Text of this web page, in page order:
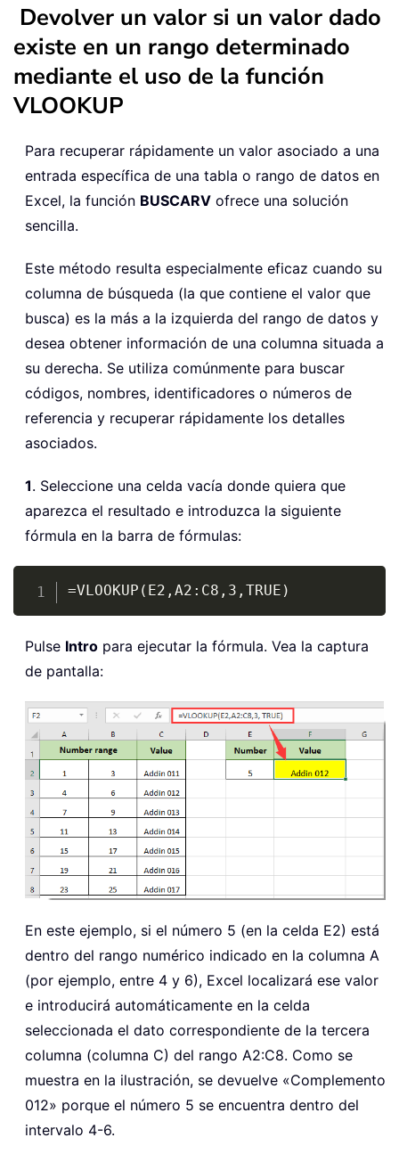
Devolver un valor si un valor dado
existe en un rango determinado
mediante el uso de la función
VLOOKUP
Para recuperar rápidamente un valor asociado a una
entrada específica de una tabla o rango de datos en
Excel, la función BUSCARV ofrece una solución
sencilla.
Este método resulta especialmente eficaz cuando su
columna de búsqueda (la que contiene el valor que
busca) es la más a la izquierda del rango de datos y
desea obtener información de una columna situada a
su derecha. Se utiliza comúnmente para buscar
códigos, nombres, identificadores o números de
referencia y recuperar rápidamente los detalles
asociados.
1. Seleccione una celda vacía donde quiera que
aparezca el resultado e introduzca la siguiente
fórmula en la barra de fórmulas:
=VLOOKUP(E2,A2:C8,3,TRUE)
Pulse Intro para ejecutar la fórmula. Vea la captura
de pantalla:
En este ejemplo, si el número 5 (en la celda E2) está
dentro del rango numérico indicado en la columna A
(por ejemplo, entre 4 y 6), Excel localizará ese valor
e introducirá automáticamente en la celda
seleccionada el dato correspondiente de la tercera
columna (columna C) del rango A2:C8. Como se
muestra en la ilustración, se devuelve «Complemento
012» porque el número 5 se encuentra dentro del
intervalo 4-6.